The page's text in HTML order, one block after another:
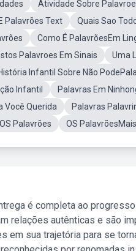
Atividade Sobre
Palavrões Text
Quais Sao
Como É PalavrõesEm
Palavroes Em Sinais
Uma
Infantil Sobre Não
Infantil
Palavras Em
Você Querida
Palavras
Palavrões OS
é completa ao
relações autênticas e são
em sua trajetória para se